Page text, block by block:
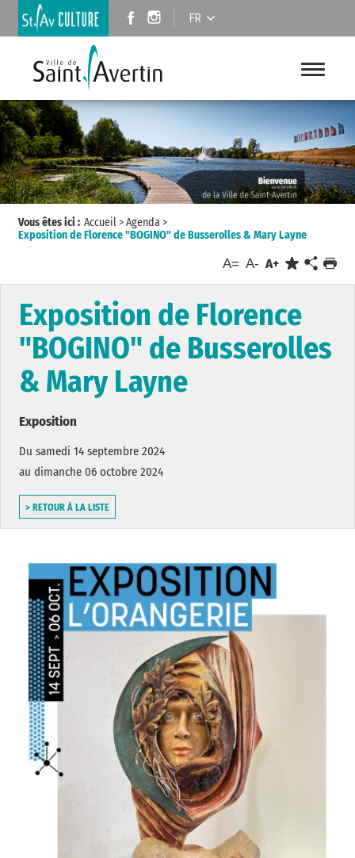
FR
Vous êtes ici : Accueil>Agenda>
Exposition de Florence "BOGINO" de Busserolles & Mary Layne
A= A- A+
Exposition de Florence
"BOGINO" de Busserolles
& Mary Layne
Exposition
Du samedi 14 septembre 2024
au dimanche 06 octobre 2024
> RETOUR À LA LISTE